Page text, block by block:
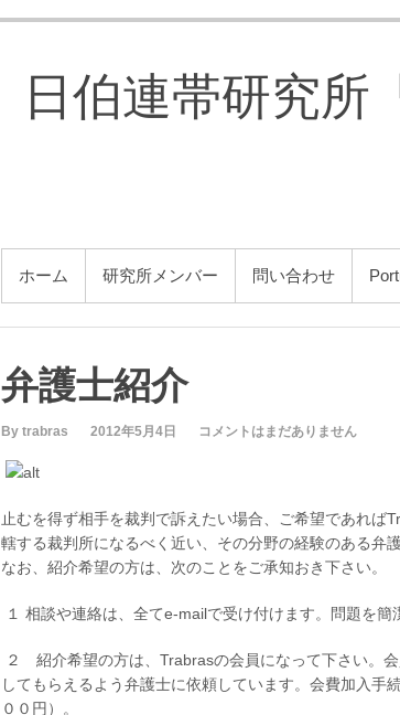
日伯連帯研究所
メインメニュー
ホーム 研究所メンバー 問い合わせ
弁護士紹介
By trabras 2012年5月4日 コメントはまだありません
止むを得ず相手を裁判で訴えたい場合、ご希望であれば
轄する裁判所になるべく近い、その分野の経験のある弁
なお、紹介希望の方は、次のことをご承知おき下さい。
１ 相談や連絡は、全てe-mailで受け付けます。問題を簡
２ 紹介希望の方は、Trabrasの会員になって下さい。
してもらえるよう弁護士に依頼しています。会費加入手
００円）。